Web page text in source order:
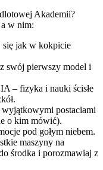
Akademii?
w nim:
się jak w kokpicie
swój pierwszy model i
– fizyka i nauki ścisłe
postaciami
o kim mówić).
pod gołym niebem.
maszyny na
środka i porozmawiaj z